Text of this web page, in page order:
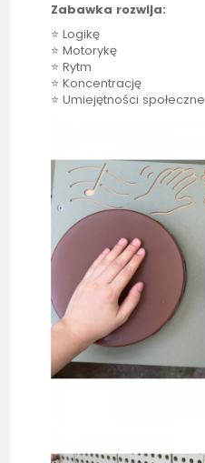
Zabawka rozwija:
⭐ Logikę
⭐ Motorykę
⭐ Rytm
⭐ Koncentrację
⭐ Umiejętności społeczne